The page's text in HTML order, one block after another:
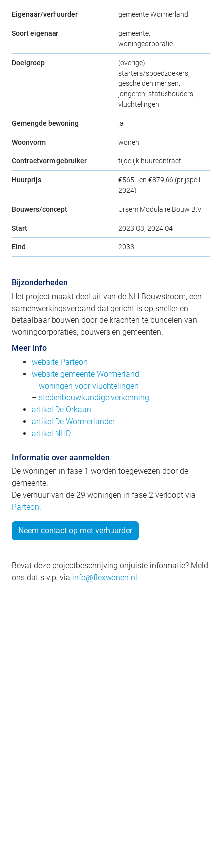
Eigenaar/verhuurder gemeente Wormerland
Soort eigenaar
gemeente,
woningcorporatie
Doelgroep
(overige)
starters/spoedzoekers,
gescheiden mensen,
jongeren, statushouders,
vluchtelingen
Gemengde bewoning ja
Woonvorm wonen
Contractvorm gebruiker tijdelijk huurcontract
Huurprijs
€565,- en €879,66 (prijspeil
2024)
Bouwers/concept Ursem Modulaire Bouw B.V
Start 2023 Q3, 2024 Q4
Eind 2033
Bijzonderheden
Het project maakt deel uit van de NH Bouwstroom, een
samenwerkingsverband dat gericht is op sneller en
betaalbaar bouwen door de krachten te bundelen van
woningcorporaties, bouwers en gemeenten.
Meer info
website Parteon
website gemeente Wormerland
– woningen voor vluchtelingen
– stedenbouwkundige verkenning
artikel De Orkaan
artikel De Wormerlander
artikel NHD
Informatie over aanmelden
De woningen in fase 1 worden toegewezen door de
gemeente.
De verhuur van de 29 woningen in fase 2 verloopt via
Parteon.
Neem contact op met verhuurder
Bevat deze projectbeschrijving onjuiste informatie? Meld
ons dat s.v.p. via info@flexwonen.nl.